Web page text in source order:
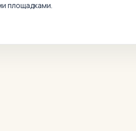
площадками.